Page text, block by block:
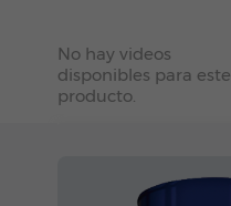
No hay videos
disponibles para este
producto.